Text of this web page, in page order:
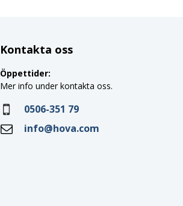
Kontakta oss
Öppettider:
Mer info under kontakta oss.
0506-351 79
info@hova.com